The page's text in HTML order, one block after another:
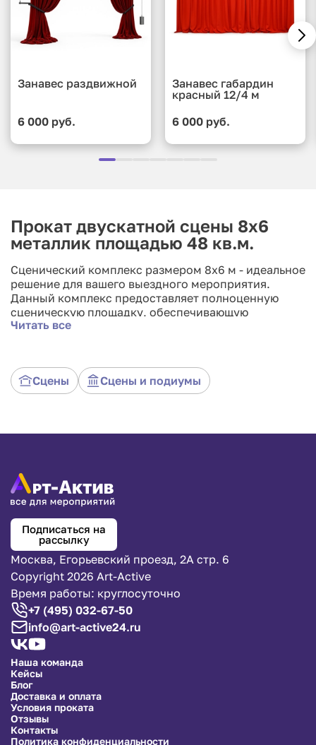
Занавес раздвижной
6 000 руб.
Занавес габардин
красный 12/4 м
6 000 руб.
Прокат двускатной сцены 8х6
металлик площадью 48 кв.м.
Сценический комплекс размером 8x6 м - идеальное
решение для вашего выездного мероприятия.
Данный комплекс предоставляет полноценную
сценическую площадку, обеспечивающую
комфортное пространство для выступлений,
атмосферу и привлечь внимание аудитории.
Сценический комплекс включает в себя прочную
конструкцию, устойчивую к нагрузкам, а также
Читать все
Сцены Сцены и подиумы
Подписаться на
рассылку
Москва, Егорьевский проезд, 2А стр. 6
Copyright 2026 Art-Active
Время работы: круглосуточно
+7 (495) 032-67-50
info@art-active24.ru
Наша команда
Кейсы
Блог
Доставка и оплата
Условия проката
Отзывы
Контакты
Политика конфиденциальности